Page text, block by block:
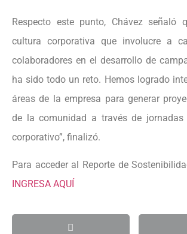
Respecto este punto, Chávez señaló
cultura corporativa que involucre a
colaboradores en el desarrollo de
ha sido todo un reto. Hemos logrado
áreas de la empresa para generar
de la comunidad a través de jornadas
corporativo”, finalizó.
Para acceder al Reporte de
INGRESA AQUÍ